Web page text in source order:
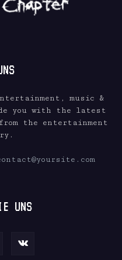
music &
you with the latest
the entertainment
UNS